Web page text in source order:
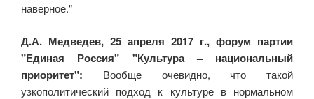
наверное."
Д.А. Медведев, 25 апреля 2017 г., форум партии
"Единая Россия" "Культура – национальный
приоритет": Вообще очевидно, что такой
узкополитический подход к культуре в нормальном